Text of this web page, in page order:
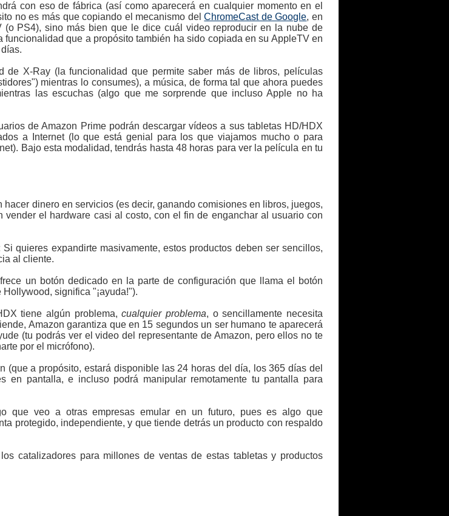
con eso de fábrica (así como aparecerá en cualquier momento en el
no es más que copiando el mecanismo delChromeCast de Google, en
PS4), sino más bien que le dice cuál video reproducir en la nube de
que a propósito también ha sido copiada en su AppleTV en
X-Ray (la funcionalidad que permite saber más de libros, películas
mientras lo consumes), a música, de forma tal que ahora puedes
las escuchas (algo que me sorprende que incluso Apple no ha
de Amazon Prime podrán descargar vídeos a sus tabletas HD/HDX
a Internet (lo que está genial para los que viajamos mucho o para
Bajo esta modalidad, tendrás hasta 48 horas para ver la película en tu
dinero en servicios (es decir, ganando comisiones en libros, juegos,
el hardware casi al costo, con el fin de enganchar al usuario con
quieres expandirte masivamente, estos productos deben ser sencillos,
al cliente.
un botón dedicado en la parte de configuración que llama el botón
significa "¡ayuda!").
tiene algún problema,cualquier problema, o sencillamente necesita
Amazon garantiza que en 15 segundos un ser humano te aparecerá
(tu podrás ver el video del representante de Amazon, pero ellos no te
por el micrófono).
(que a propósito, estará disponible las 24 horas del día, los 365 días del
pantalla, e incluso podrá manipular remotamente tu pantalla para
que veo a otras empresas emular en un futuro, pues es algo que
protegido, independiente, y que tiende detrás un producto con respaldo
catalizadores para millones de ventas de estas tabletas y productos